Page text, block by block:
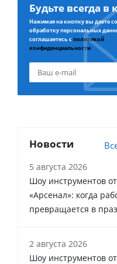
Будьте всегда в
Нажимая на кнопку вы даете
обработку персональных
соглашаетесь сполитикой
конфиденциальности
Новости
5 августа 2026
Шоу инструментов от
«Арсенал»: когда
превращается в
2 августа 2026
Шоу инструментов от